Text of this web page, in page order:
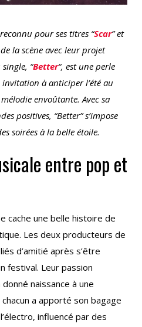
pour ses titres “Scar” et
la scène avec leur projet
“Better“, est une perle
à anticiper l’été au
envoûtante. Avec sa
positives, “Better” s’impose
soirées à la belle étoile.
entre pop et
cache une belle histoire de
Les deux producteurs de
d’amitié après s’être
festival. Leur passion
naissance à une
a apporté son bagage
influencé par des